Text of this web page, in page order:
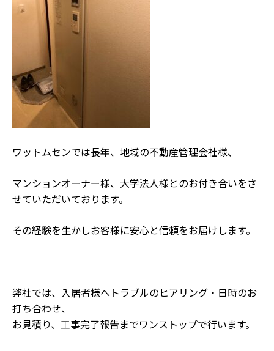
ワットムセンでは長年、地域の不動産管理会社様、
マンションオーナー様、大学法人様とのお付き合いをさ
せていただいております。
その経験を生かしお客様に安心と信頼をお届けします。
弊社では、入居者様へトラブルのヒアリング・日時のお
打ち合わせ、
お見積り、工事完了報告までワンストップで行います。